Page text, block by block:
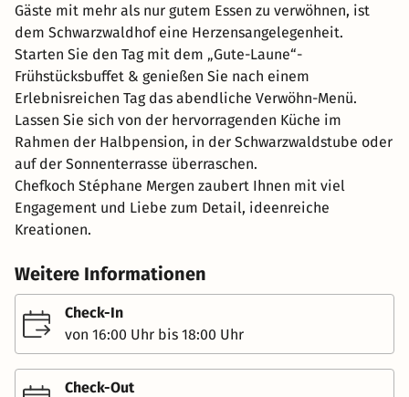
Gäste mit mehr als nur gutem Essen zu verwöhnen, ist
dem Schwarzwaldhof eine Herzensangelegenheit.
Starten Sie den Tag mit dem „Gute-Laune“-
Frühstücksbuffet & genießen Sie nach einem
Erlebnisreichen Tag das abendliche Verwöhn-Menü.
Lassen Sie sich von der hervorragenden Küche im
Rahmen der Halbpension, in der Schwarzwaldstube oder
auf der Sonnenterrasse überraschen.
Chefkoch Stéphane Mergen zaubert Ihnen mit viel
Engagement und Liebe zum Detail, ideenreiche
Kreationen.
Weitere Informationen
Check-In
von 16:00 Uhr bis 18:00 Uhr
Check-Out